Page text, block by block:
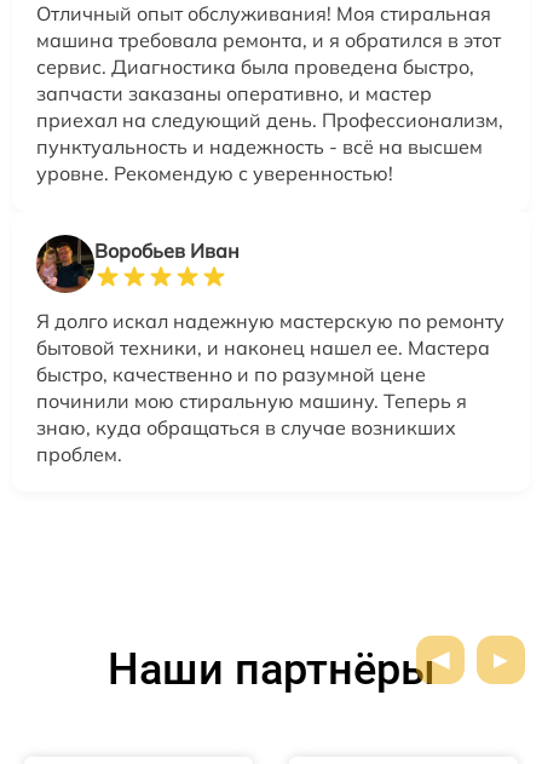
Отличный опыт обслуживания! Моя стиральная
машина требовала ремонта, и я обратился в этот
сервис. Диагностика была проведена быстро,
запчасти заказаны оперативно, и мастер
приехал на следующий день. Профессионализм,
пунктуальность и надежность - всё на высшем
уровне. Рекомендую с уверенностью!
Воробьев Иван
Я долго искал надежную мастерскую по ремонту
бытовой техники, и наконец нашел ее. Мастера
быстро, качественно и по разумной цене
починили мою стиральную машину. Теперь я
знаю, куда обращаться в случае возникших
проблем.
Наши партнёры